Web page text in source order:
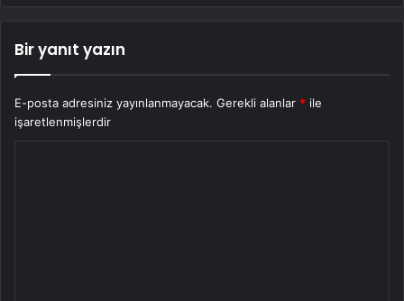
Bir yanıt yazın
E-posta adresiniz yayınlanmayacak. Gerekli alanlar * ile
işaretlenmişlerdir